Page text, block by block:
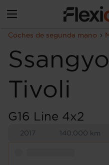
Coches de segunda mano
Tivoli
G16 Line 4x2
2017 140.000 km